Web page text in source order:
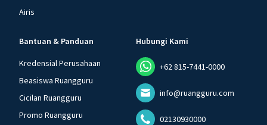
Airis
Bantuan & Panduan
Kredensial Perusahaan
Beasiswa Ruangguru
Cicilan Ruangguru
Promo Ruangguru
Hubungi Kami
+62 815-7441-0000
info@ruangguru.com
02130930000